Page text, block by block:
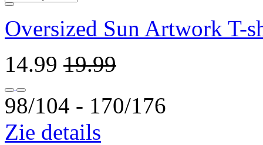
Oversized Sun Artwork T-
14.99 19.99
98/104 ‐ 170/176
Zie details